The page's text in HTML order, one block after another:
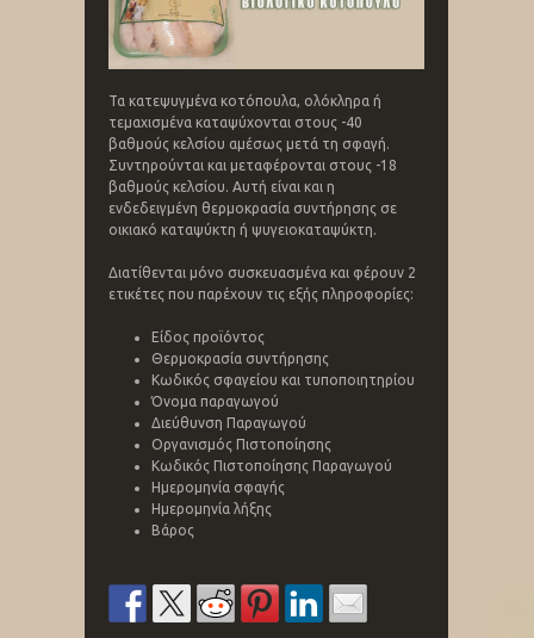
Τα κατεψυγμένα κοτόπουλα, ολόκληρα ή
τεμαχισμένα καταψύχονται στους -40
βαθμούς κελσίου αμέσως μετά τη σφαγή.
Συντηρούνται και μεταφέρονται στους -18
βαθμούς κελσίου. Αυτή είναι και η
ενδεδειγμένη θερμοκρασία συντήρησης σε
οικιακό καταψύκτη ή ψυγειοκαταψύκτη.
Διατίθενται μόνο συσκευασμένα και φέρουν 2
ετικέτες που παρέχουν τις εξής πληροφορίες:
Είδος προϊόντος
Θερμοκρασία συντήρησης
Κωδικός σφαγείου και τυποποιητηρίου
Όνομα παραγωγού
Διεύθυνση Παραγωγού
Οργανισμός Πιστοποίησης
Κωδικός Πιστοποίησης Παραγωγού
Ημερομηνία σφαγής
Ημερομηνία λήξης
Βάρος